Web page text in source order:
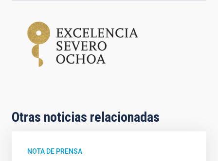
Otras noticias relacionadas
NOTA DE PRENSA